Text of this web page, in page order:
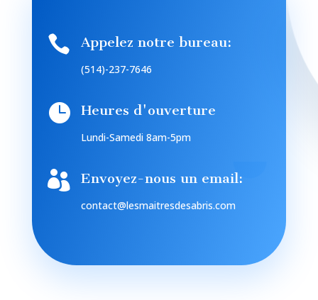
 Appelez notre bureau:
(514)-237-7646
 Heures d'ouverture
Lundi-Samedi 8am-5pm
 Envoyez-nous un email:
contact@lesmaitresdesabris.com